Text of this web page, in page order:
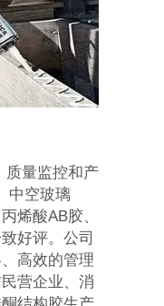
质量监控和产
中空玻璃
烯酸AB胶、
好评。公司
高效的管理
营企业、消